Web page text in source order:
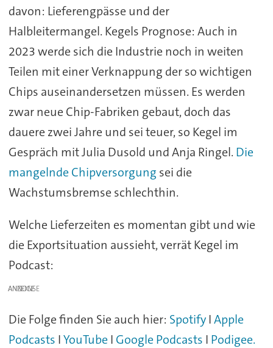
davon: Lieferengpässe und der
Halbleitermangel. Kegels Prognose: Auch in
2023 werde sich die Industrie noch in weiten
Teilen mit einer Verknappung der so wichtigen
Chips auseinandersetzen müssen. Es werden
zwar neue Chip-Fabriken gebaut, doch das
dauere zwei Jahre und sei teuer, so Kegel im
Gespräch mit Julia Dusold und Anja Ringel. Die
mangelnde Chipversorgung sei die
Wachstumsbremse schlechthin.
Welche Lieferzeiten es momentan gibt und wie
die Exportsituation aussieht, verrät Kegel im
Podcast:
ANZEIGE
Die Folge finden Sie auch hier: SpotifyIApple
Podcasts IYouTube I Google Podcasts I Podigee.